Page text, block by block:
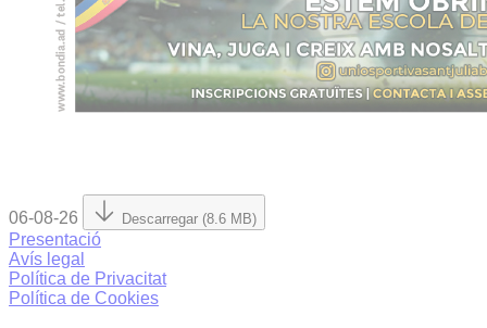
06-08-26 Descarregar (8.6 MB)
Presentació
Avís legal
Política de Privacitat
Política de Cookies